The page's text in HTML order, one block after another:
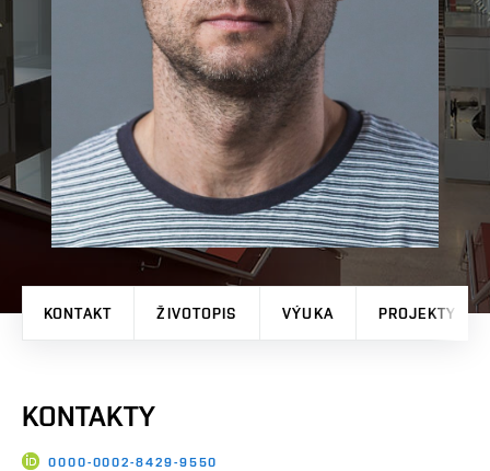
KONTAKT ŽIVOTOPIS VÝUKA PROJEKTY
KONTAKTY
0000-0002-8429-9550